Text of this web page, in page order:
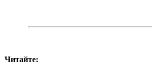
Читайте: